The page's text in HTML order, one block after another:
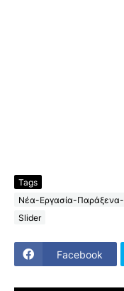
Tags
Νέα-Εργασία-Παράξενα-
Slider
Facebook